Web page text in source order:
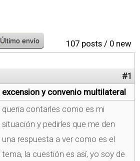
107 posts / 0 new
Último envío
#1
excension y convenio multilateral
queria contarles como es mi
situación y pedirles que me den
una respuesta a ver como es el
tema, la cuestión es así, yo soy de